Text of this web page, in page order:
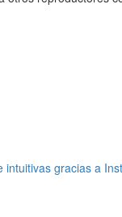
intuitivas gracias a